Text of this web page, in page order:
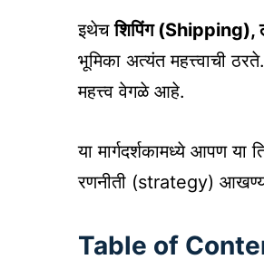
इथेचशिपिंग (Shipping),
भूमिका अत्यंत महत्त्वाची
महत्त्व वेगळे आहे.
या मार्गदर्शकामध्ये आपण या
रणनीती (strategy)
Table of